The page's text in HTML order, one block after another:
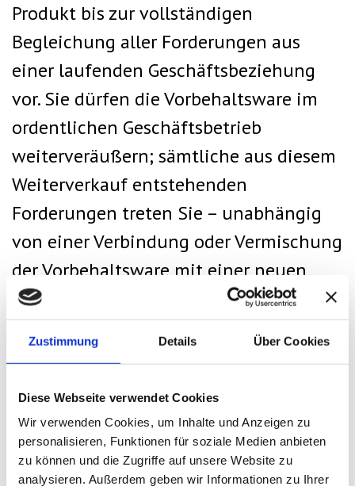
Zustimmung Details Über Cookies
Diese Webseite verwendet Cookies
Wir verwenden Cookies, um Inhalte und Anzeigen zu
personalisieren, Funktionen für soziale Medien anbieten
zu können und die Zugriffe auf unsere Website zu
analysieren. Außerdem geben wir Informationen zu Ihrer
Produkt bis zur vollständigen
Begleichung aller Forderungen aus
einer laufenden Geschäftsbeziehung
vor. Sie dürfen die Vorbehaltsware im
ordentlichen Geschäftsbetrieb
weiterveräußern; sämtliche aus diesem
Weiterverkauf entstehenden
Forderungen treten Sie – unabhängig
von einer Verbindung oder Vermischung
der Vorbehaltsware mit einer neuen
Sache - in Höhe des Rechnungsbetrages
an uns im Voraus ab, und wir nehmen
diese Abtretung an. Sie bleiben zur
ermächtigt, wir dürfen Forderungen
jedoch auch selbst einziehen, soweit
Sie Ihren Zahlungsverpflichtungen